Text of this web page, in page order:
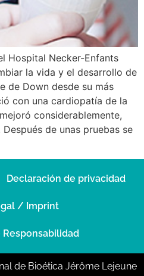
Hospital Necker-Enfants
la vida y el desarrollo de
de Down desde su más
con una cardiopatía de la
considerablemente,
de unas pruebas se
Declaración de privacidad
/ Imprint
Responsabilidad
de Bioética Jérôme Lejeune